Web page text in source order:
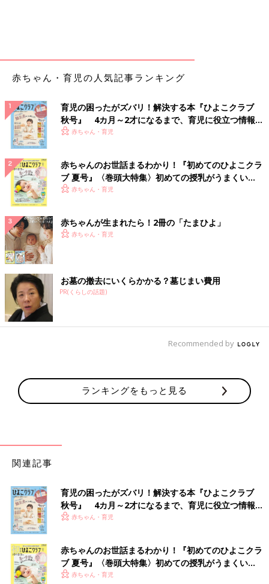
出典：Instagramアカウント「sweets_harapeko」
はなさんが購入したのは、セブンイレブンの大人気「もこ」シリ
ーズのピスタチオ味です。もっちりとしたシュー生地にはなめら
ピスタチオ感が際立つ！ごろごろナッツのピスタチ
オクッキー
赤ちゃん・育児の人気記事ランキング
育児の困ったがズバリ！解決する本『ひよこクラブ
秋号』 4カ月～2才になるまで、育児に役立つ情報が
いっぱい！
赤ちゃん・育児
赤ちゃんのお世話まるわかり！『初めてのひよこクラ
ブ 夏号』〈巻頭大特集〉初めての授乳がうまくい
く！ おっぱい・ミルクの基本と夏のトラブル 解決テ
赤ちゃん・育児
赤ちゃんが生まれたら！2冊の「たまひよ」
赤ちゃん・育児
お墓の撤去にいくらかかる？墓じまい費用
PR(くらしの話題)
Recommended by
ランキングをもっと見る
関連記事
育児の困ったがズバリ！解決する本『ひよこクラブ
秋号』 4カ月～2才になるまで、育児に役立つ情報が
いっぱい！
赤ちゃん・育児
赤ちゃんのお世話まるわかり！『初めてのひよこクラ
ブ 夏号』〈巻頭大特集〉初めての授乳がうまくい
く！ おっぱい・ミルクの基本と夏のトラブル 解決テ
赤ちゃん・育児